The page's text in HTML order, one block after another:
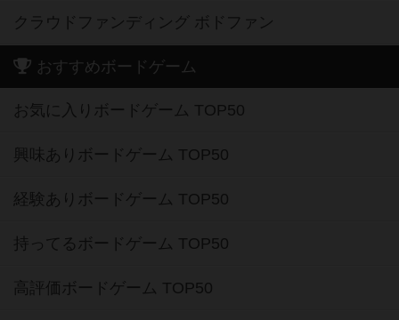
クラウドファンディング ボドファン
おすすめボードゲーム
お気に入りボードゲーム TOP50
興味ありボードゲーム TOP50
経験ありボードゲーム TOP50
持ってるボードゲーム TOP50
高評価ボードゲーム TOP50